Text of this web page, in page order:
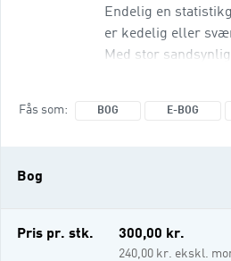
Endelig en
er kedelig eller
Med stor
Fås som BOG E-BOG
Bog
e-bog
Pris pr. stk. 300,00 kr.
240,00 kr. ekskl.